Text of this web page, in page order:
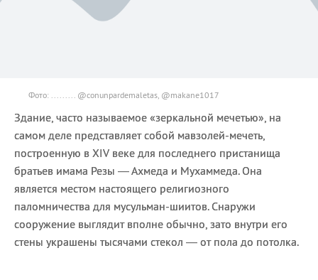
Фото: ......... @conunpardemaletas, @makane1017
Здание, часто называемое «зеркальной мечетью», на
самом деле представляет собой мавзолей-мечеть,
построенную в XIV веке для последнего пристанища
братьев имама Резы — Ахмеда и Мухаммеда. Она
является местом настоящего религиозного
паломничества для мусульман-шиитов. Снаружи
сооружение выглядит вполне обычно, зато внутри его
стены украшены тысячами стекол — от пола до потолка.